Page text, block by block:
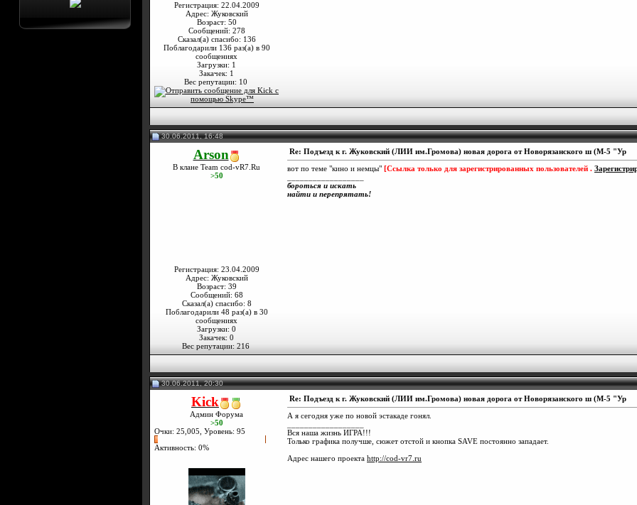
Регистрация: 22.04.2009
Адрес: Жуковский
Возраст: 50
Сообщений: 278
Сказал(а) спасибо: 136
Поблагодарили 136 раз(а) в 90
сообщениях
Загрузки: 1
Закачек: 1
Вес репутации: 10
30.06.2011, 16:48
Arson
В клане Team cod-vR7.Ru
>50
Регистрация: 23.04.2009
Адрес: Жуковский
Возраст: 39
Сообщений: 68
Сказал(а) спасибо: 8
Поблагодарили 48 раз(а) в 30
сообщениях
Загрузки: 0
Закачек: 0
Вес репутации: 216
Re: Подъезд к г. Жуковский (ЛИИ им.Громова) новая дорога от Новорязанского ш (М-5 "Ур
вот по теме "кино и немцы" [Ссылка только для зарегистрированных пользователей .
бороться и искать
найти и перепрятать!
30.06.2011, 20:30
Kick
Админ Форума
>50
Очки: 25,005, Уровень: 95
Активность: 0%
Re: Подъезд к г. Жуковский (ЛИИ им.Громова) новая дорога от Новорязанского ш (М-5 "Ур
А я сегодня уже по новой эстакаде гонял.
Вся наша жизнь ИГРА!!!
Только графика получше, сюжет отстой и кнопка SAVE постоянно западает.
Адрес нашего проекта http://cod-vr7.ru